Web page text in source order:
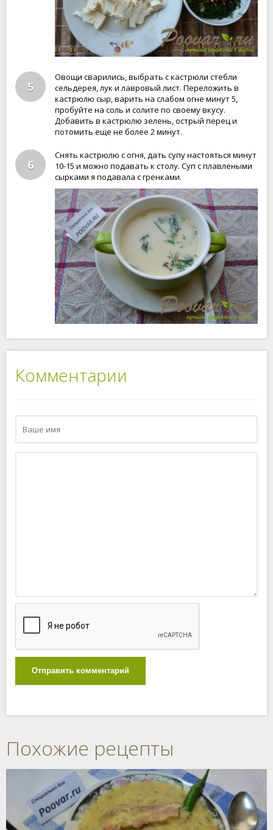
5
Овощи сварились, выбрать с кастрюли стебли
сельдерея, лук и лавровый лист. Переложить в
кастрюлю сыр, варить на слабом огне минут 5,
пробуйте на соль и солите по своему вкусу.
Добавить в кастрюлю зелень, острый перец и
потомить еще не более 2 минут.
6
Снять кастрюлю с огня, дать супу настояться минут
10-15 и можно подавать к столу. Суп с плавлеными
сырками я подавала с гренками.
Комментарии
Отправить комментарий
Похожие рецепты